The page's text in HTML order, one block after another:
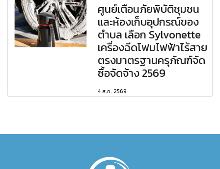
ศูนย์เตือนภัยพิบัติชุมชน
และห้องเก็บอุปกรณ์ของ
ตำบล เลือก Sylvonette
เครื่องฉีดโฟมไฟฟ้าไร้สาย
ตรงมาตรฐานครุภัณฑ์จัด
ซื้อจัดจ้าง 2569
4 ส.ค. 2569